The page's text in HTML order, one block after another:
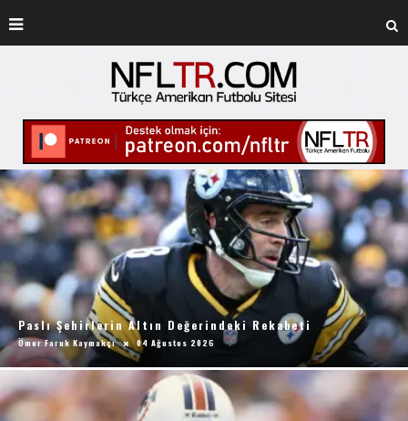
Paslı Şehirlerin Altın Değerindeki Rekabeti
Ömer Faruk Kaymakçı 04 Ağustos 2026